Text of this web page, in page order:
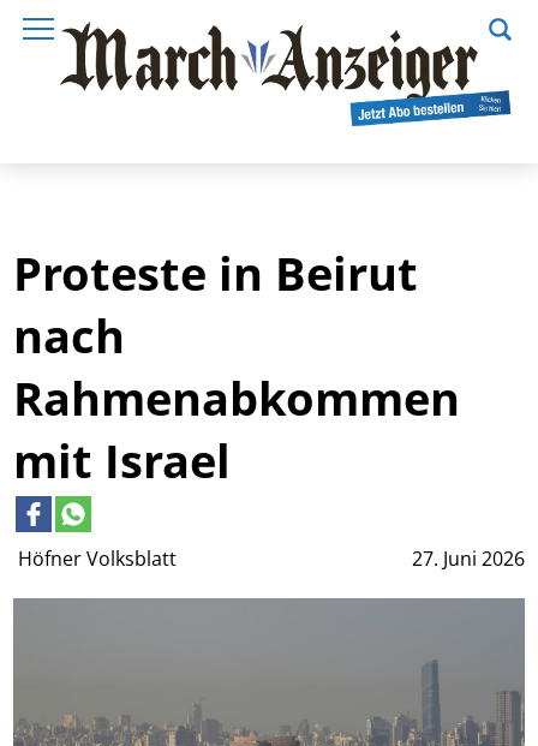
Höfner Volksblatt 27. Juni 2026
Proteste in Beirut
nach
Rahmenabkommen
mit Israel